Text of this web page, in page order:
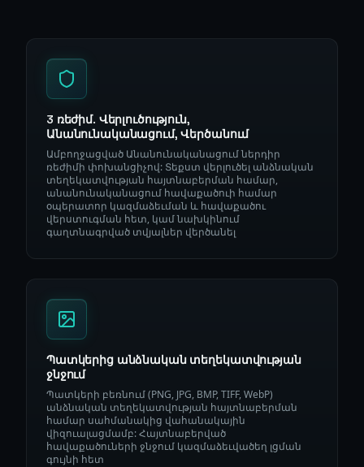
3 ռեժիմ. Վերլուծություն,
Անանունականացում, Վերծանում
Ամբողջացված Անանունականացում ներդիր
ռեժիմի փոխանցիչով: Տեքստ վերլուծել անձնական
տեղեկատվության հայտնաբերման համար,
անանունականացում հավաքածուի համար
օպերատոր կազմաձեւման և հավաքածու
վերստուգման հետ, կամ նախկինում
գաղտնագրված տվյալներ վերծանել
Պատկերից անձնական տեղեկատվության
ջնջում
Պատկերի բեռնում (PNG, JPG, BMP, TIFF, WebP)
անձնական տեղեկատվության հայտնաբերման
համար սահմանակից վահանակային
վիզուալացմամբ: Հայտնաբերված
հավաքածուների ջնջում կազմաձեւվածեղ լցման
գույնի հետ